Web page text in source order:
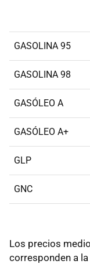
GASOLINA 95
GASOLINA 98
GASÓLEO A
GASÓLEO A+
GLP
GNC
Los precios
corresponden a